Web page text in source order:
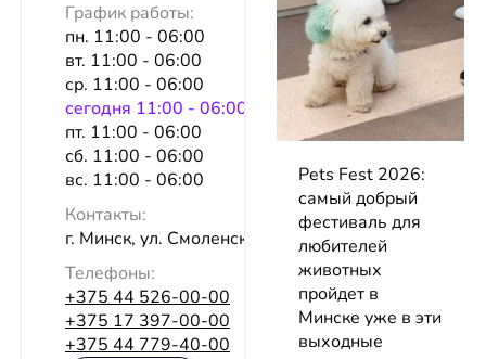
График работы:
пн. 11:00 - 06:00
вт. 11:00 - 06:00
ср. 11:00 - 06:00
сeгодня 11:00 - 06:00
пт. 11:00 - 06:00
сб. 11:00 - 06:00
вс. 11:00 - 06:00
Контакты:
г. Минск, ул. Смоленская, 15а
Телефоны:
+375 44 526-00-00
+375 17 397-00-00
+375 44 779-40-00
Pets Fest 2026:
самый добрый
фестиваль для
любителей
животных
пройдет в
Минске уже в эти
выходные